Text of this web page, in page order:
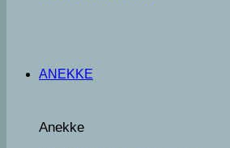
ANEKKE
Anekke